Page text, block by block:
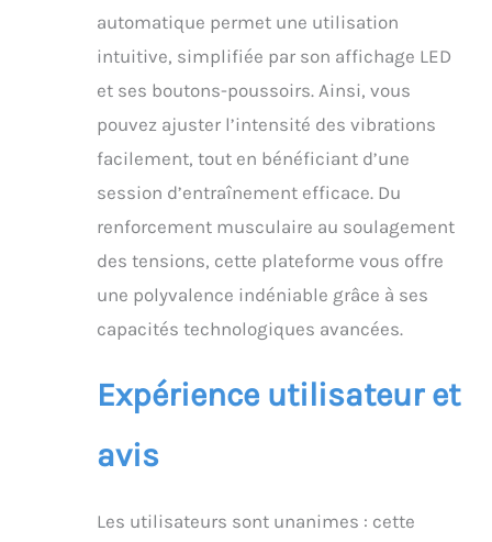
l'écran LED facilitent le
suivi des
entraînements. Le
design antidérapant et
la coque durable en
ABS garantissent la
stabilité, tandis que sa
un transport facile.
【Conception Stable &
ventouses
antidérapantes
assurent la stabilité de
la machine et réduisent
entraînements. Elle
supporte jusqu'à 136 kg
automatique permet une utilisation
intuitive, simplifiée par son affichage LED
et ses boutons-poussoirs. Ainsi, vous
pouvez ajuster l’intensité des vibrations
facilement, tout en bénéficiant d’une
session d’entraînement efficace. Du
renforcement musculaire au soulagement
des tensions, cette plateforme vous offre
une polyvalence indéniable grâce à ses
capacités technologiques avancées.
Expérience utilisateur et
avis
Les utilisateurs sont unanimes : cette